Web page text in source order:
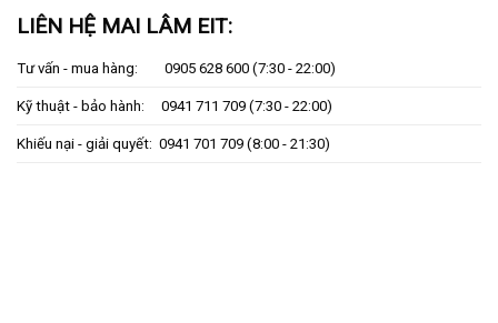
LIÊN HỆ MAI LÂM EIT:
Tư vấn - mua hàng: 0905 628 600 (7:30 - 22:00)
Kỹ thuật - bảo hành: 0941 711 709 (7:30 - 22:00)
Khiếu nại - giải quyết: 0941 701 709 (8:00 - 21:30)